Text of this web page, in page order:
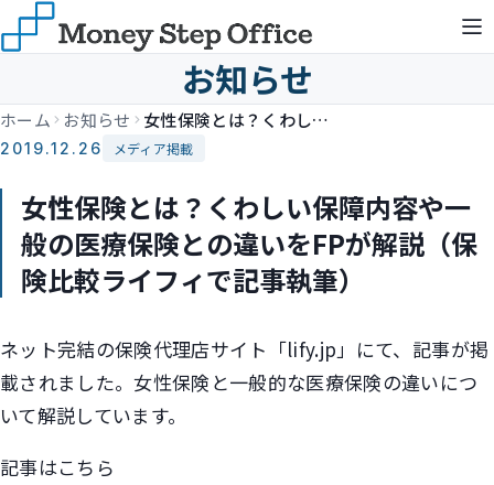
お知らせ
ホーム お知らせ 女性保険とは？くわしい保障内容や一般の医療保険との違いをFPが解説（保険比較ライフィで記事執筆）
2019.12.26 メディア掲載
女性保険とは？くわしい保障内容や一
般の医療保険との違いをFPが解説（保
険比較ライフィで記事執筆）
ネット完結の保険代理店サイト「lify.jp」にて、記事が掲
載されました。女性保険と一般的な医療保険の違いにつ
いて解説しています。
記事はこちら